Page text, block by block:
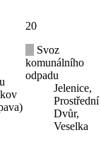
20
Svoz
komunálního
odpadu
Jelenice,
Prostřední
Dvůr,
Veselka